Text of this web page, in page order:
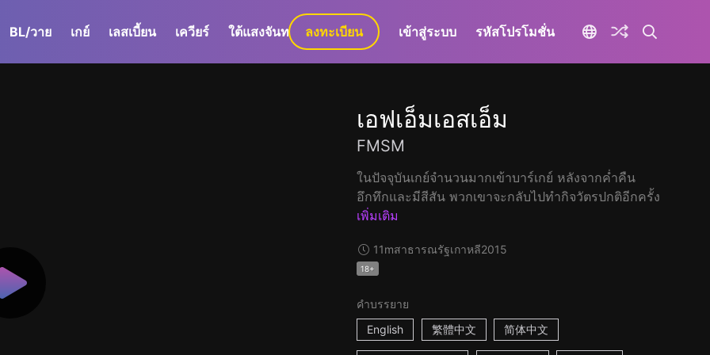
BL/วาย เกย์ เลสเบี้ยน เควียร์ ใต้แสงจันทร์ GaLa+
ลงทะเบียน เข้าสู่ระบบ รหัสโปรโมชั่น
เอฟเอ็มเอสเอ็ม
FMSM
ในปัจจุบันเกย์จำนวนมากเข้าบาร์เกย์ หลังจากค่ำคืน
อึกทึกและมีสีสัน พวกเขาจะกลับไปทำกิจวัตรปกติอีกครั้ง
เพิ่มเติม
11mสาธารณรัฐเกาหลี2015
18+
คำบรรยาย
English
繁體中文 简体中文